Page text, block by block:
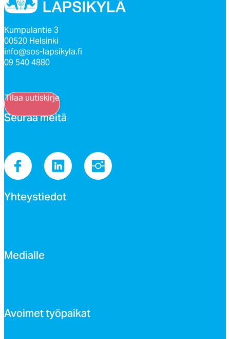
Kumpulantie 3
00520 Helsinki
info@sos-lapsikyla.fi
09 540 4880
Tilaa uutiskirje
Seu­raa mei­tä
Yh­teys­tie­dot
Me­dial­le
Avoi­met työ­pai­kat